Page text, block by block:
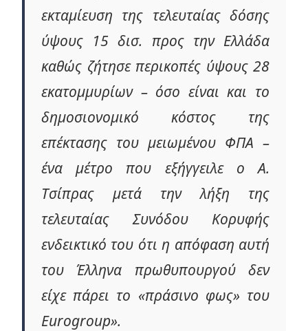
εκταμίευση της τελευταίας δόσης
ύψους 15 δισ. προς την Ελλάδα
καθώς ζήτησε περικοπές ύψους 28
εκατομμυρίων – όσο είναι και το
δημοσιονομικό κόστος της
επέκτασης του μειωμένου ΦΠΑ –
ένα μέτρο που εξήγγειλε ο Α.
Τσίπρας μετά την λήξη της
τελευταίας Συνόδου Κορυφής
ενδεικτικό του ότι η απόφαση αυτή
του Έλληνα πρωθυπουργού δεν
είχε πάρει το «πράσινο φως» του
Eurogroup».